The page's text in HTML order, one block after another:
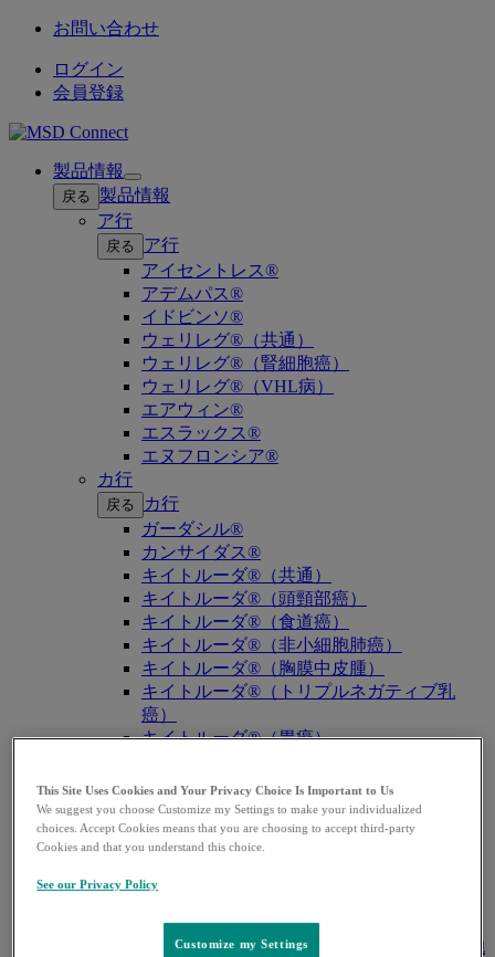
お問い合わせ
ログイン
会員登録
製品情報
Open
submenu
戻る 製品情報
ア行
戻る
ア行
アイセントレス®
アデムパス®
イドビンソ®
ウェリレグ®（共通）
ウェリレグ®（腎細胞癌）
ウェリレグ®（VHL病）
エアウィン®
エスラックス®
エヌフロンシア®
カ行
戻る
カ行
ガーダシル®
カンサイダス®
キイトルーダ®（共通）
キイトルーダ®（頭頸部癌）
キイトルーダ®（食道癌）
キイトルーダ®（非小細胞肺癌）
キイトルーダ®（胸膜中皮腫）
キイトルーダ®（トリプルネガティブ乳
癌）
キイトルーダ®（胃癌）
キイトルーダ®（腎細胞癌）
キイトルーダ®（尿路上皮癌）
キイトルーダ®（子宮体癌）
キイトルーダ®（子宮頸癌）
キイトルーダ®（悪性黒色腫）
腫）
キイトルーダ®（原発性縦隔大細胞型B細胞
This Site Uses Cookies and Your Privacy Choice Is Important to Us
We suggest you choose Customize my Settings to make your individualized
choices. Accept Cookies means that you are choosing to accept third-party
Cookies and that you understand this choice.
See our Privacy Policy
Customize my Settings